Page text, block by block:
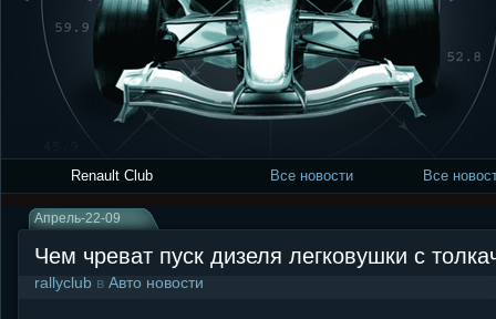
Renault Club Все новости Все
Апрель-22-09
Чем чреват пуск дизеля легковушки с
rallyclub в Авто новости